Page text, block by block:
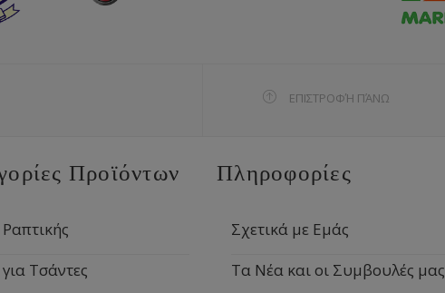
ΕΠΙΣΤΡΟΦΉ ΠΆΝΩ
Προϊόντων
Τσάντες
Πληροφορίες
Σχετικά με Εμάς
Τα Νέα και οι Συμβουλές μας